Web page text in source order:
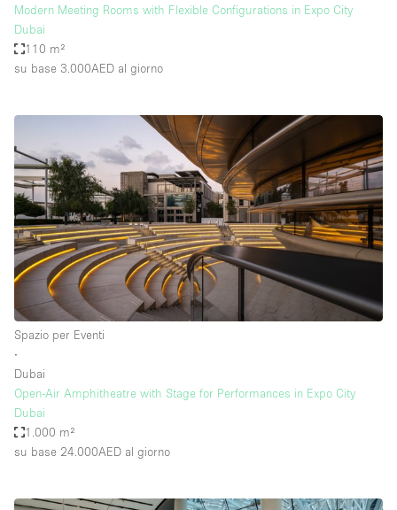
Modern Meeting Rooms with Flexible Configurations in Expo City
Dubai
110 m²
su base 3.000AED al giorno
Spazio per Eventi
∙
Dubai
Open-Air Amphitheatre with Stage for Performances in Expo City
Dubai
1.000 m²
su base 24.000AED al giorno